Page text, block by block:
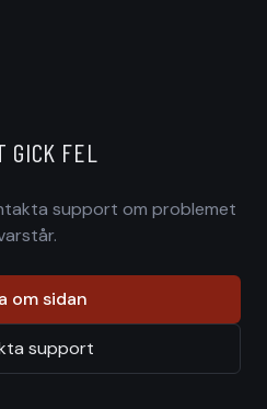
GICK FEL
support om problemet
om sidan
support